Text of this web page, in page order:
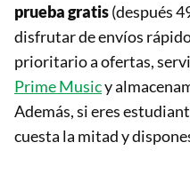
prueba gratis(después
disfrutar de envíos
prioritario a ofertas,
Prime Musicy
Además, si eres
cuesta la mitad y